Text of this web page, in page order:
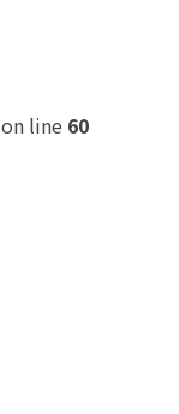
on line 60